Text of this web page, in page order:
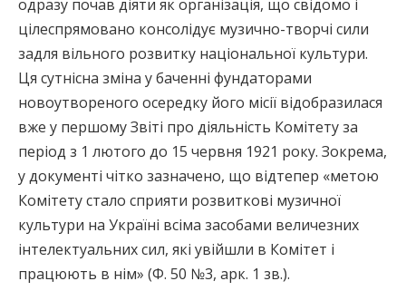
одразу почав діяти як організація, що свідомо і
цілеспрямовано консолідує музично-творчі сили
задля вільного розвитку національної культури.
Ця сутнісна зміна у баченні фундаторами
новоутвореного осередку його місії відобразилася
вже у першому Звіті про діяльність Комітету за
період з 1 лютого до 15 червня 1921 року. Зокрема,
у документі чітко зазначено, що відтепер «метою
Комітету стало сприяти розвиткові музичної
культури на Україні всіма засобами величезних
інтелектуальних сил, які увійшли в Комітет і
працюють в нім» (Ф. 50 №3, арк. 1 зв.).